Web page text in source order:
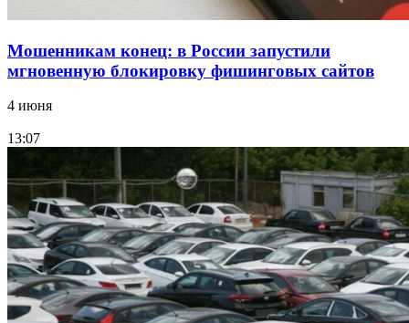
Мошенникам конец: в России запустили
мгновенную блокировку фишинговых сайтов
4 июня
13:07